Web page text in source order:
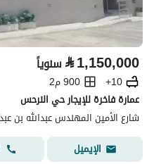
⃁1,150,000 سنوياً
10+
900 م2
عمارة فاخرة للإيجار حي النرحس
الإيميل